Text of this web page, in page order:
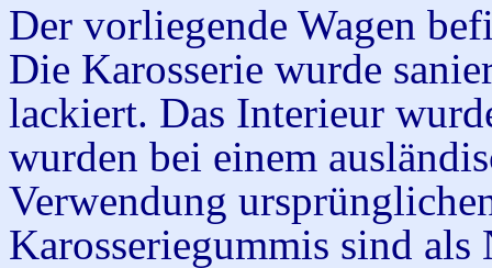
Der vorliegende Wagen
Die Karosserie wurde
lackiert. Das Interieur
wurden bei einem
Verwendung
Karosseriegummis sind